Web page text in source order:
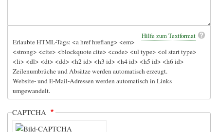
Hilfe zum Textformat
Erlaubte HTML-Tags: <a href hreflang> <em>
<strong> <cite> <blockquote cite> <code> <ul type> <ol start type>
<li> <dl> <dt> <dd> <h2 id> <h3 id> <h4 id> <h5 id> <h6 id>
Zeilenumbrüche und Absätze werden automatisch erzeugt.
Website- und E-Mail-Adressen werden automatisch in Links
umgewandelt.
CAPTCHA